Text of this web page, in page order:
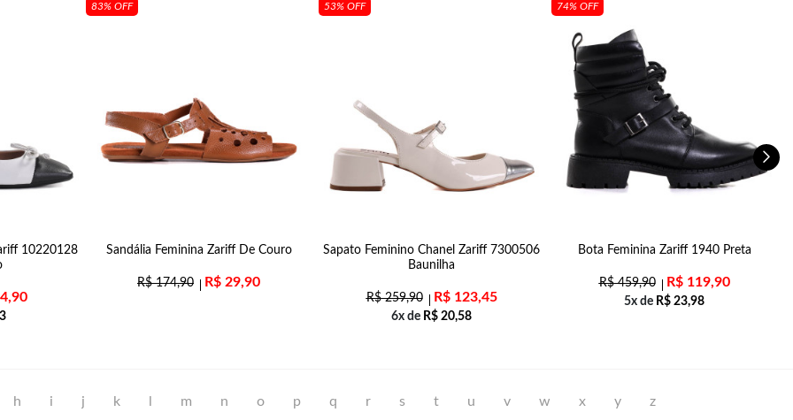
10220128
83% OFF
Sandália Feminina Zariff De Couro
R$174,90 R$ 29,90
53% OFF
Sapato Feminino Chanel Zariff 7300506
Baunilha
R$259,90 R$123,45
6x de R$ 20,58
74% OFF
Bota Feminina Zariff 1940 Preta
R$459,90 R$119,90
5x de R$ 23,98
h i j k m n o p q r s t u v w x y z